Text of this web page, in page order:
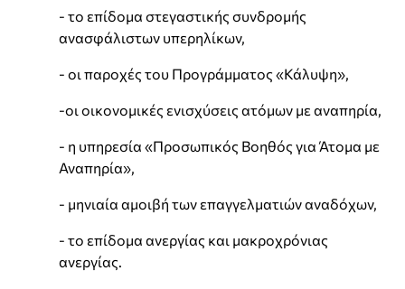
- το επίδομα στεγαστικής συνδρομής
ανασφάλιστων υπερηλίκων,
- οι παροχές του Προγράμματος «Κάλυψη»,
-οι οικονομικές ενισχύσεις ατόμων με αναπηρία,
- η υπηρεσία «Προσωπικός Βοηθός για Άτομα με
Αναπηρία»,
- μηνιαία αμοιβή των επαγγελματιών αναδόχων,
- το επίδομα ανεργίας και μακροχρόνιας
ανεργίας.